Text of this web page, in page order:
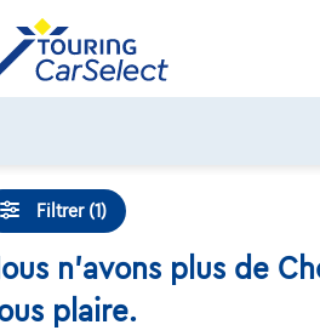
Filtrer (1)
n'avons plus de
plaire.